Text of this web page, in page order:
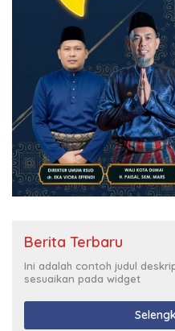
Berita Terbaru
Ini adalah contoh judul
sesuaikan pada widget